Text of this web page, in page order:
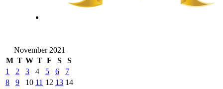
November 2021
M T W T F S
S
1
2 3 4 5 6
7
8
9 10 11 12 13 14